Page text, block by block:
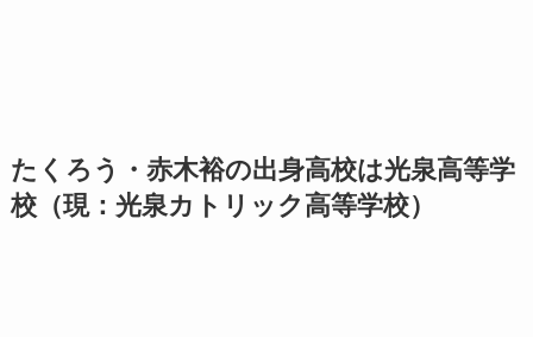
たくろう・赤木裕の出身高校は光泉高等学
校（現：光泉カトリック高等学校）